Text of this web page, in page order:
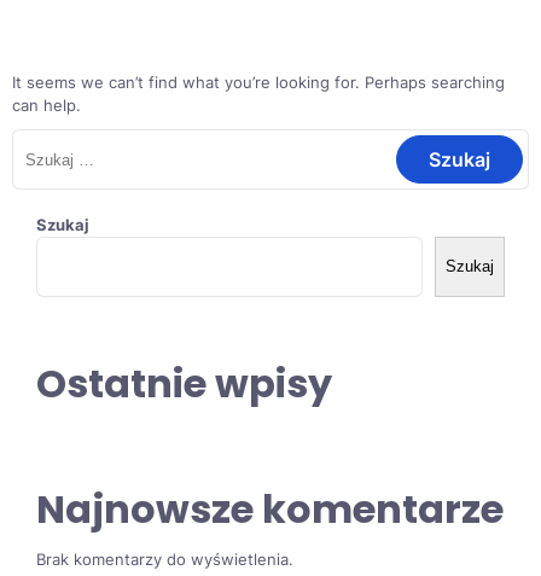
It seems we can’t find what you’re looking for. Perhaps searching
can help.
Szukaj:
Szukaj
Szukaj
Ostatnie wpisy
Najnowsze komentarze
Brak komentarzy do wyświetlenia.